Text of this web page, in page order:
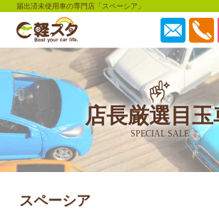
届出済未使用車の専門店「スペーシア」
店長厳選目玉
SPECIAL SALE
スペーシア